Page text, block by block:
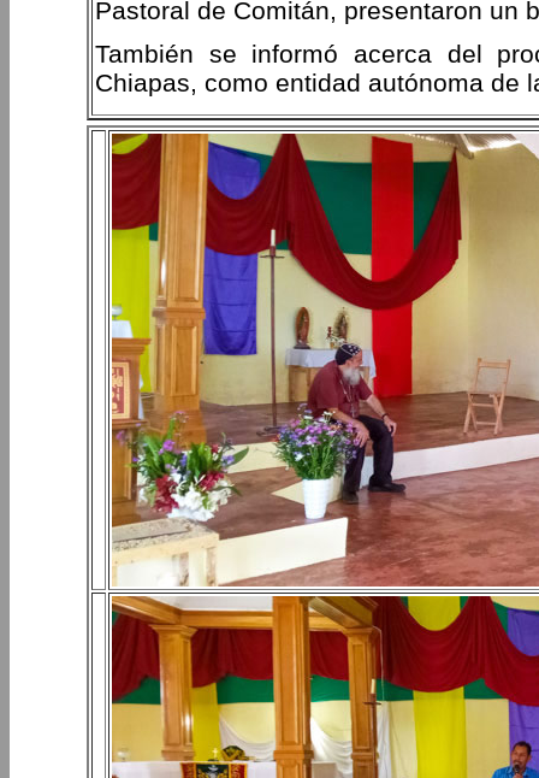
Pastoral de Comitán, presentaron un
También se informó acerca del
Chiapas, como entidad autónoma de